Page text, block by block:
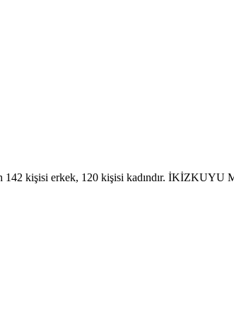
kişisi erkek, 120 kişisi kadındır. İKİZKUYU